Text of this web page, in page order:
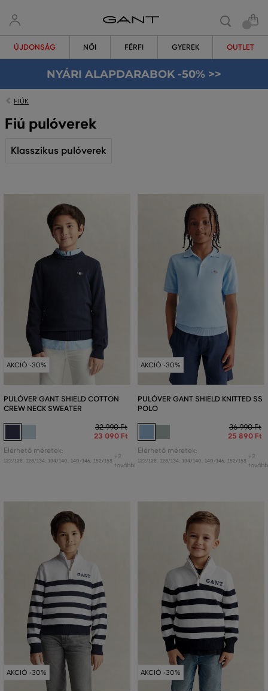
ÚJDONSÁG NŐI FÉRFI GYEREK OUTLET
NYÁRI ALAPDARABOK -50% >>
FIÚK
Fiú pulóverek
Klasszikus pulóverek
AKCIÓ -30%
PULÓVER GANT SHIELD COTTON
CREW NECK SWEATER
32 990 Ft
23 090 Ft
Elérhető méretek:
122/128 128/134 134/140 140/146 152/158
+2
további
AKCIÓ -30%
PULÓVER GANT SHIELD KNITTED SS
POLO
36 990 Ft
25 890 Ft
Elérhető méretek:
122/128 128/134 134/140 140/146 152/158
+2
AKCIÓ -30% AKCIÓ -30%